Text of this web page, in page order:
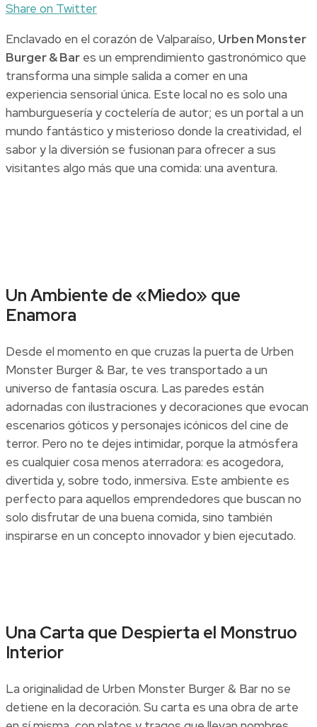
Share on Twitter
Enclavado en el corazón de Valparaíso, Urben Monster
Burger & Bar es un emprendimiento gastronómico que
transforma una simple salida a comer en una
experiencia sensorial única. Este local no es solo una
hamburguesería y coctelería de autor; es un portal a un
mundo fantástico y misterioso donde la creatividad, el
sabor y la diversión se fusionan para ofrecer a sus
visitantes algo más que una comida: una aventura.
Un Ambiente de «Miedo» que
Enamora
Desde el momento en que cruzas la puerta de Urben
Monster Burger & Bar, te ves transportado a un
universo de fantasía oscura. Las paredes están
adornadas con ilustraciones y decoraciones que evocan
escenarios góticos y personajes icónicos del cine de
terror. Pero no te dejes intimidar, porque la atmósfera
es cualquier cosa menos aterradora: es acogedora,
divertida y, sobre todo, inmersiva. Este ambiente es
perfecto para aquellos emprendedores que buscan no
solo disfrutar de una buena comida, sino también
inspirarse en un concepto innovador y bien ejecutado.
Una Carta que Despierta el Monstruo
Interior
La originalidad de Urben Monster Burger & Bar no se
detiene en la decoración. Su carta es una obra de arte